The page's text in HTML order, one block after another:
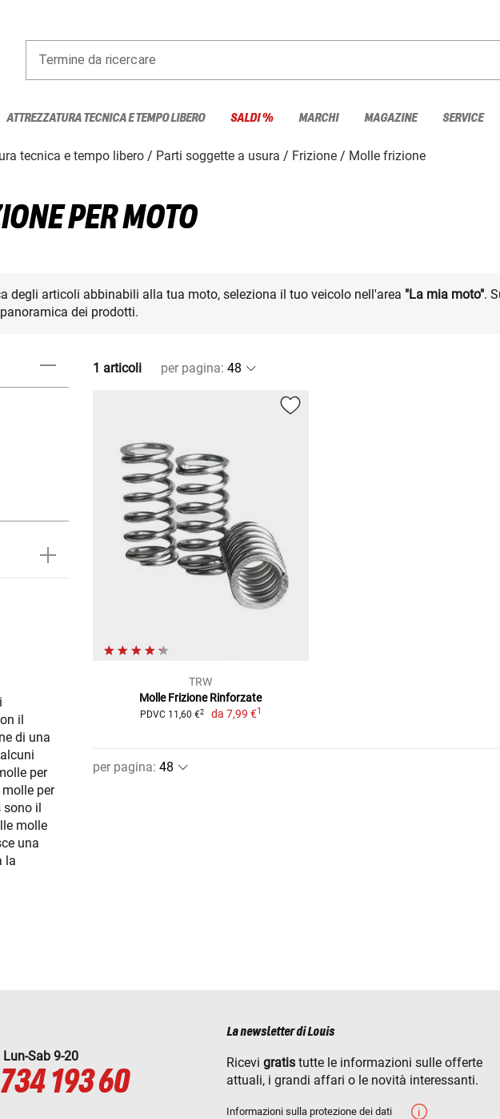
Termine da ricercare
ATTREZZATURA TECNICA E TEMPO LIBERO SALDI % MARCHI MAGAZINE SERVICE
tecnica e tempo libero Parti soggette a usura Frizione Molle frizione
PER MOTO
degli articoli abbinabili alla tua moto, seleziona il tuo veicolo nell'area "La mia moto".
dei prodotti.
il
di una
per
per
sono il
molle
una
la
1 articoli per pagina:
TRW
Molle Frizione Rinforzate
PDVC 11,60 €2 da7,99 €1
per pagina:
Sab 9-20
193 60
La newsletter di Louis
Ricevi gratis tutte le informazioni sulle offerte
attuali, i grandi affari o le novità interessanti.
Informazioni sulla protezione dei dati